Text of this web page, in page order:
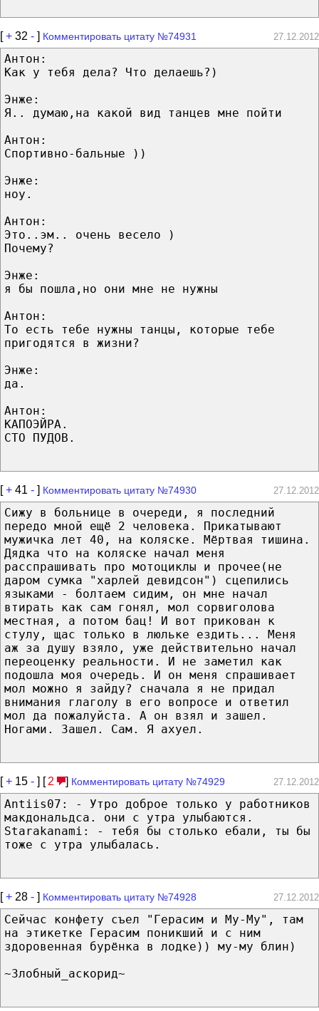
[+ 32 - ] Комментировать цитату №74931 27.12.2012
Антон:
Как у тебя дела? Что делаешь?)
Энже:
Я.. думаю,на какой вид танцев мне пойти
Антон:
Спортивно-бальные ))
Энже:
ноу.
Антон:
Это..эм.. очень весело )
Почему?
Энже:
я бы пошла,но они мне не нужны
Антон:
То есть тебе нужны танцы, которые тебе
пригодятся в жизни?
Энже:
да.
Антон:
КАПОЭЙРА.
СТО ПУДОВ.
[+ 41 - ] Комментировать цитату №74930 27.12.2012
Сижу в больнице в очереди, я последний
передо мной ещё 2 человека. Прикатывают
мужичка лет 40, на коляске. Мёртвая тишина.
Дядка что на коляске начал меня
расспрашивать про мотоциклы и прочее(не
даром сумка "харлей девидсон") сцепились
языками - болтаем сидим, он мне начал
втирать как сам гонял, мол сорвиголова
местная, а потом бац! И вот прикован к
стулу, щас только в люльке ездить... Меня
аж за душу взяло, уже действительно начал
переоценку реальности. И не заметил как
подошла моя очередь. И он меня спрашивает
мол можно я зайду? сначала я не придал
внимания глаголу в его вопросе и ответил
мол да пожалуйста. А он взял и зашел.
Ногами. Зашел. Сам. Я ахуел.
[+ 15 - ] [ 2 ] Комментировать цитату №74929 27.12.2012
Antiis07: - Утро доброе только у работников
макдональдса. они с утра улыбаются.
Starakanami: - тебя бы столько ебали, ты бы
тоже с утра улыбалась.
[+ 28 - ] Комментировать цитату №74928 27.12.2012
Сейчас конфету съел "Герасим и Му-Му", там
на этикетке Герасим поникший и с ним
здоровенная бурёнка в лодке)) му-му блин)
~Злобный_аскорид~